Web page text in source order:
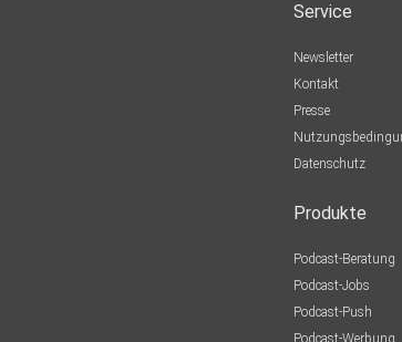
Service
Newsletter
Kontakt
Presse
Datenschutz
Produkte
Podcast-Beratung
Podcast-Jobs
Podcast-Push
Podcast-Werbung